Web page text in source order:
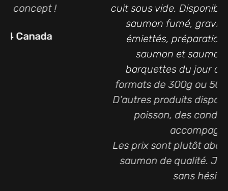
cuit sous vide. Disponible sous forme de
saumon fumé, gravlax, morceaux
émiettés, préparation à tartare de
saumon et saumon frais. Des
barquettes du jour disponibles en
formats de 300g ou 500g ou au détail.
D'autres produits disponibles autour du
poisson, des condiments pour
Les prix sont plutôt abordables pour un
saumon de qualité. Je recommande